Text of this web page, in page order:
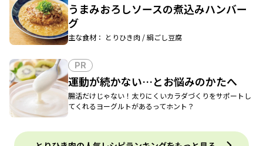
うまみおろしソースの煮込みハンバー
グ
主な食材： とりひき肉 / 絹ごし豆腐
PR
運動が続かない…とお悩みのかたへ
腸活だけじゃない！太りにくいカラダづくりをサポートし
てくれるヨーグルトがあるってホント？